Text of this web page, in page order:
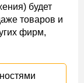
будет
товаров и
фирм,